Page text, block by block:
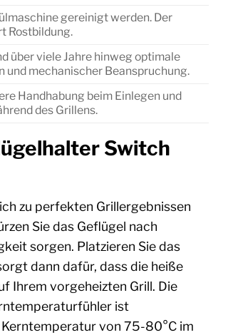
gereinigt werden. Der
Rostbildung.
über viele Jahre hinweg optimale
und mechanischer Beanspruchung.
Handhabung beim Einlegen und
des Grillens.
Switch
zu perfekten Grillergebnissen
Sie das Geflügel nach
sorgen. Platzieren Sie das
dann dafür, dass die heiße
Ihrem vorgeheizten Grill. Die
ist
von 75-80°C im